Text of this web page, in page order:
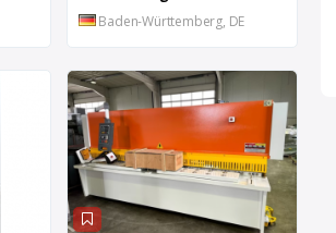
Baden-Württemberg, DE